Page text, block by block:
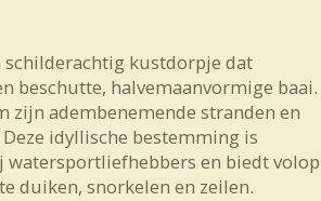
schilderachtig kustdorpje dat
beschutte, halvemaanvormige baai.
zijn adembenemende stranden en
idyllische bestemming is
en biedt volop
duiken, snorkelen en zeilen.